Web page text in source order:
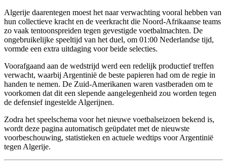
Algerije daarentegen moest het naar verwachting vooral hebben van
hun collectieve kracht en de veerkracht die Noord-Afrikaanse teams
zo vaak tentoonspreiden tegen gevestigde voetbalmachten. De
ongebruikelijke speeltijd van het duel, om 01:00 Nederlandse tijd,
vormde een extra uitdaging voor beide selecties.
Voorafgaand aan de wedstrijd werd een redelijk productief treffen
verwacht, waarbij Argentinië de beste papieren had om de regie in
handen te nemen. De Zuid-Amerikanen waren vastberaden om te
voorkomen dat dit een slepende aangelegenheid zou worden tegen
de defensief ingestelde Algerijnen.
Zodra het speelschema voor het nieuwe voetbalseizoen bekend is,
wordt deze pagina automatisch geüpdatet met de nieuwste
voorbeschouwing, statistieken en actuele wedtips voor Argentinië
tegen Algerije.